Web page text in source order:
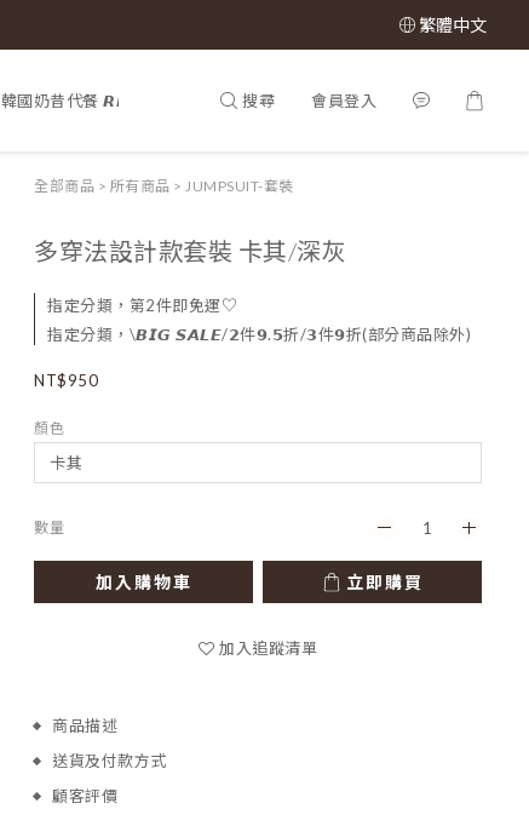
繁體中文
韓國奶昔代餐 𝙍𝙀𝙉𝙀𝙒 𝙋𝙃𝙔 𝕊𝔸𝕃𝔼 𝟝𝟘% 𝕠𝕗𝕗 所有商品
搜尋 會員登入
全部商品 > 所有商品 > JUMPSUIT-套裝
多穿法設計款套裝 卡其/深灰
指定分類，第2件即免運♡
指定分類，\𝘽𝙄𝙂 𝙎𝘼𝙇𝙀/𝟮件𝟵.𝟱折/𝟯件𝟵折(部分商品除外)
NT$950
顏色
數量
加入購物車 立即購買
加入追蹤清單
商品描述
送貨及付款方式
顧客評價